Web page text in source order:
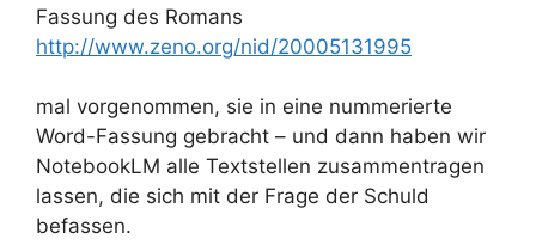
Fassung des Romans
http://www.zeno.org/nid/20005131995
mal vorgenommen, sie in eine nummerierte
Word-Fassung gebracht – und dann haben wir
NotebookLM alle Textstellen zusammentragen
lassen, die sich mit der Frage der Schuld
befassen.